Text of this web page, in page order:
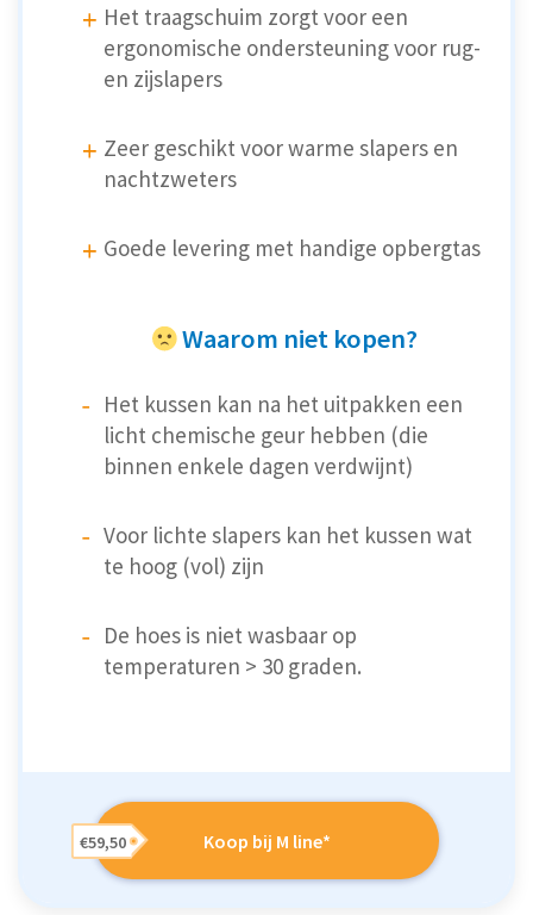
Het traagschuim zorgt voor een
ergonomische ondersteuning voor rug-
en zijslapers
Zeer geschikt voor warme slapers en
nachtzweters
Goede levering met handige opbergtas
Waarom niet kopen?
Het kussen kan na het uitpakken een
licht chemische geur hebben (die
binnen enkele dagen verdwijnt)
Voor lichte slapers kan het kussen wat
te hoog (vol) zijn
De hoes is niet wasbaar op
temperaturen > 30 graden.
Koop bij M line*
€59,50